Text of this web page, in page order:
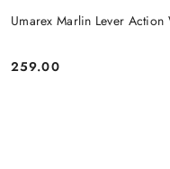
Umarex Marlin Lever
Cena:
259.00